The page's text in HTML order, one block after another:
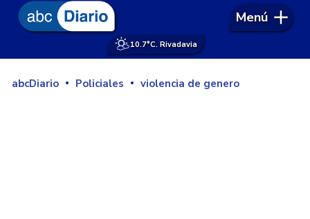
10.7°C. Rivadavia
Menú
abcDiario Policiales violencia de genero